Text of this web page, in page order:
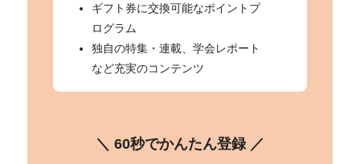
ギフト券に交換可能なポイントプ
ログラム
独自の特集・連載、学会レポート
など充実のコンテンツ
＼ 60秒でかんたん登録 ／